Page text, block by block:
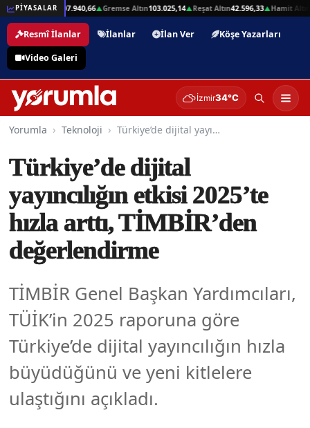
PİYASALAR
▲Beşli Altın207.940,66▲Gremse Altın103.025,14▲Reşat Altın42.596,33▲Hamit Altın
Resmî İlanlar İlanlar İlan Ver
Köşe Yazarları
Video Galeri
İzmir34°C
Yorumla Teknoloji Türkiye’de dijital yayıncılığın etkisi 2025’te hızla arttı, TİMBİR’den değerlendirme
Türkiye’de dijital
yayıncılığın etkisi 2025’te
hızla arttı, TİMBİR’den
değerlendirme
TİMBİR Genel Başkan Yardımcıları,
TÜİK’in 2025 raporuna göre
Türkiye’de dijital yayıncılığın hızla
büyüdüğünü ve yeni kitlelere
ulaştığını açıkladı.